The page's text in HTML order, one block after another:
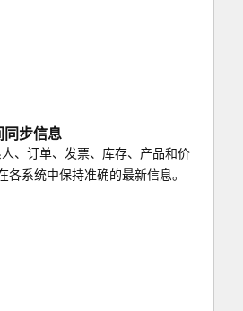
步信息
、订单、发票、库存、产品和价
各系统中保持准确的最新信息。